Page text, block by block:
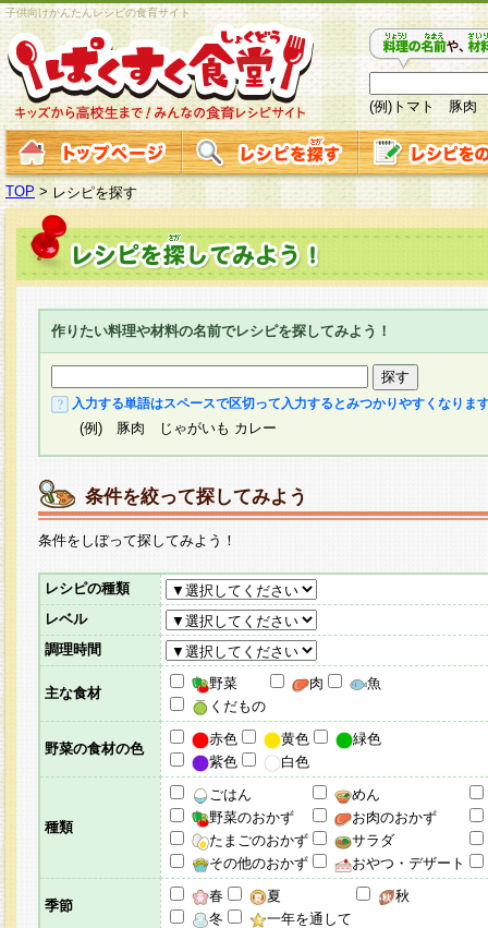
子供向けかんたんレシピの食育サイト
(例)トマト 豚肉
TOP > レシピを探す
作りたい料理や材料の名前でレシピを探してみよう！
入力する単語はスペースで区切って入力するとみつかりやすくなりま
(例) 豚肉 じゃがいも カレー
条件を絞って探してみよう
条件をしぼって探してみよう！
レシピの種類
レベル
調理時間
主な食材
野菜 肉
魚
くだもの
野菜の食材の色
赤色 黄色
緑色
紫色
白色
種類
ごはん
めん
野菜のおかず
お肉のおかず
たまごのおかず
サラダ
その他のおかず
おやつ・デザート
季節
春 夏
秋
冬
一年を通して